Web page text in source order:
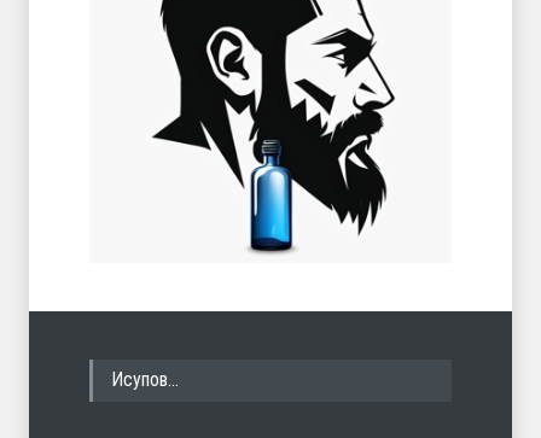
Исупов…